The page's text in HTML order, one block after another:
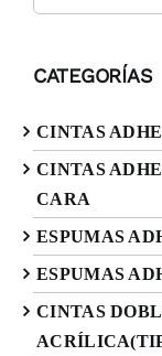
CATEGORÍAS
CINTAS
CINTAS
CARA
ESPUMAS
ESPUMAS
CINTAS